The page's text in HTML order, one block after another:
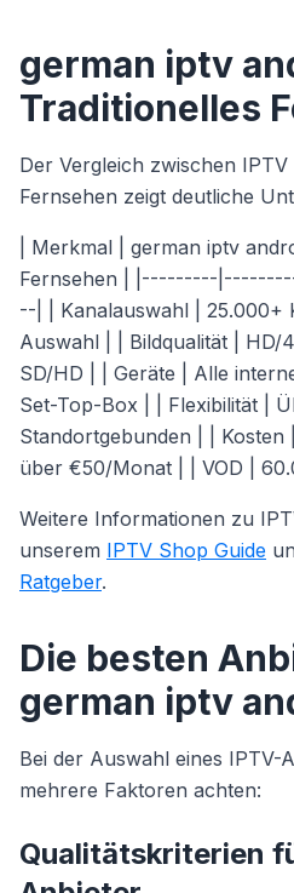
german iptv
Traditionelles
Der Vergleich zwischen
Fernsehen zeigt deutliche
| Merkmal | german iptv
Fernsehen | |---------
--| | Kanalauswahl | 25.000+
Auswahl | | Bildqualität | HD/
SD/HD | | Geräte | Alle
Set-Top-Box | | Flexibilität |
Standortgebunden | |
über €50/Monat | | VOD |
Weitere Informationen zu
unserem IPTV Shop Guide
Ratgeber.
Die besten
german iptv
Bei der Auswahl eines IPTV-
mehrere Faktoren achten:
Qualitätskriterien